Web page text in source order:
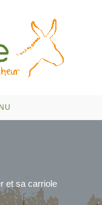
et sa carriole